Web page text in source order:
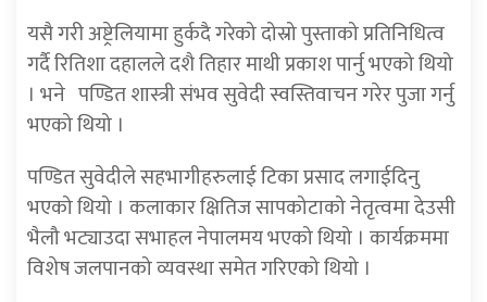
यसै गरी अष्ट्रेलियामा हुर्कदै गरेको दोस्रो पुस्ताको प्रतिनिधित्व
गर्दै रितिशा दहालले दशै तिहार माथी प्रकाश पार्नु भएको थियो
। भने पण्डित शास्त्री संभव सुवेदी स्वस्तिवाचन गरेर पुजा गर्नु
भएको थियो ।
पण्डित सुवेदीले सहभागीहरुलाई टिका प्रसाद लगाईदिनु
भएको थियो । कलाकार क्षितिज सापकोटाको नेतृत्वमा देउसी
भैलौ भट्याउदा सभाहल नेपालमय भएको थियो । कार्यक्रममा
विशेष जलपानको व्यवस्था समेत गरिएको थियो ।